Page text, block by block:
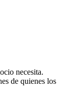
necesita.
de quienes los